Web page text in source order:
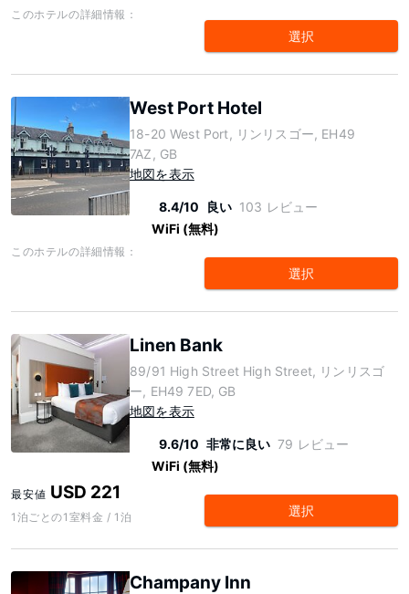
このホテルの詳細情報：
選択
West Port Hotel
18-20 West Port, リンリスゴー, EH49
7AZ, GB
地図を表示
8.4/10 良い 103 レビュー
WiFi (無料)
このホテルの詳細情報：
選択
Linen Bank
89/91 High Street High Street, リンリスゴ
ー, EH49 7ED, GB
地図を表示
9.6/10 非常に良い 79 レビュー
WiFi (無料)
最安値 USD 221
1泊ごとの1室料金 / 1泊 選択
Champany Inn